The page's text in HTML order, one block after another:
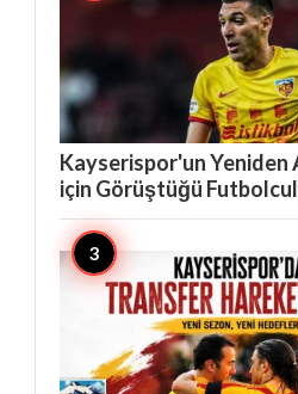
Kayserispor'un Yeniden
için Görüştüğü